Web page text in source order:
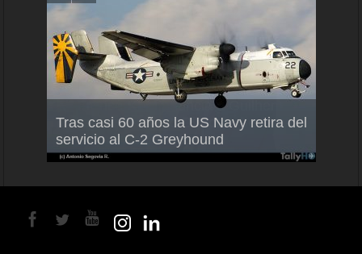
Tras casi 60 años la US Navy retira del
servicio al C-2 Greyhound
Air France-KLM anuncia a Guilhem
Mallet como nuevo Director General
para América Latina